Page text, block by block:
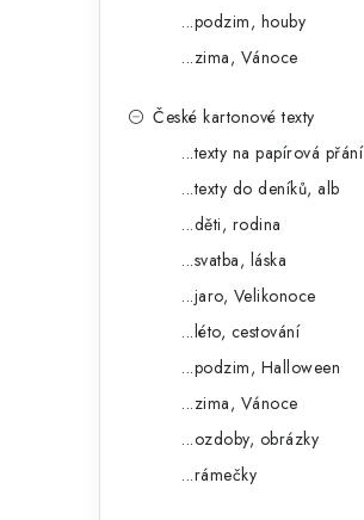
...podzim, houby
...zima, Vánoce
České kartonové texty
...texty na papírová přání
...texty do deníků, alb
...děti, rodina
...svatba, láska
...jaro, Velikonoce
...léto, cestování
...podzim, Halloween
...zima, Vánoce
...ozdoby, obrázky
...rámečky